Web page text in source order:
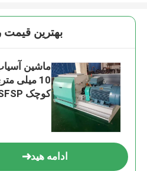
بهترين قيمت
10 میلی
کوچک SFSP.
ادامه هید